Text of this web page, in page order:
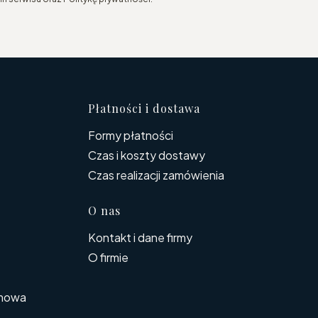
Płatności i dostawa
Formy płatności
Czas i koszty dostawy
Czas realizacji zamówienia
O nas
Kontakt i dane firmy
O firmie